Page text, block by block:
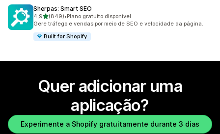
Sherpas: Smart SEO
4,9de 5 estrelas
(849)
849 total de avaliações
•Plano gratuito disponível
Gere tráfego e vendas por meio de SEO e velocidade da página.
Built for Shopify
Quer adicionar uma
aplicação?
Experimente a Shopify gratuitamente durante 3 dias